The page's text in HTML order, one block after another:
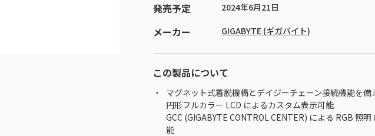
発売予定 2024年6月21日
メーカー GIGABYTE (ギガバイト)
この製品について
マグネット式着脱機構とデイジーチェーン接続機能を備
円形フルカラー LCD によるカスタム表示可能
GCC (GIGABYTE CONTROL CENTER) による RGB 照
能